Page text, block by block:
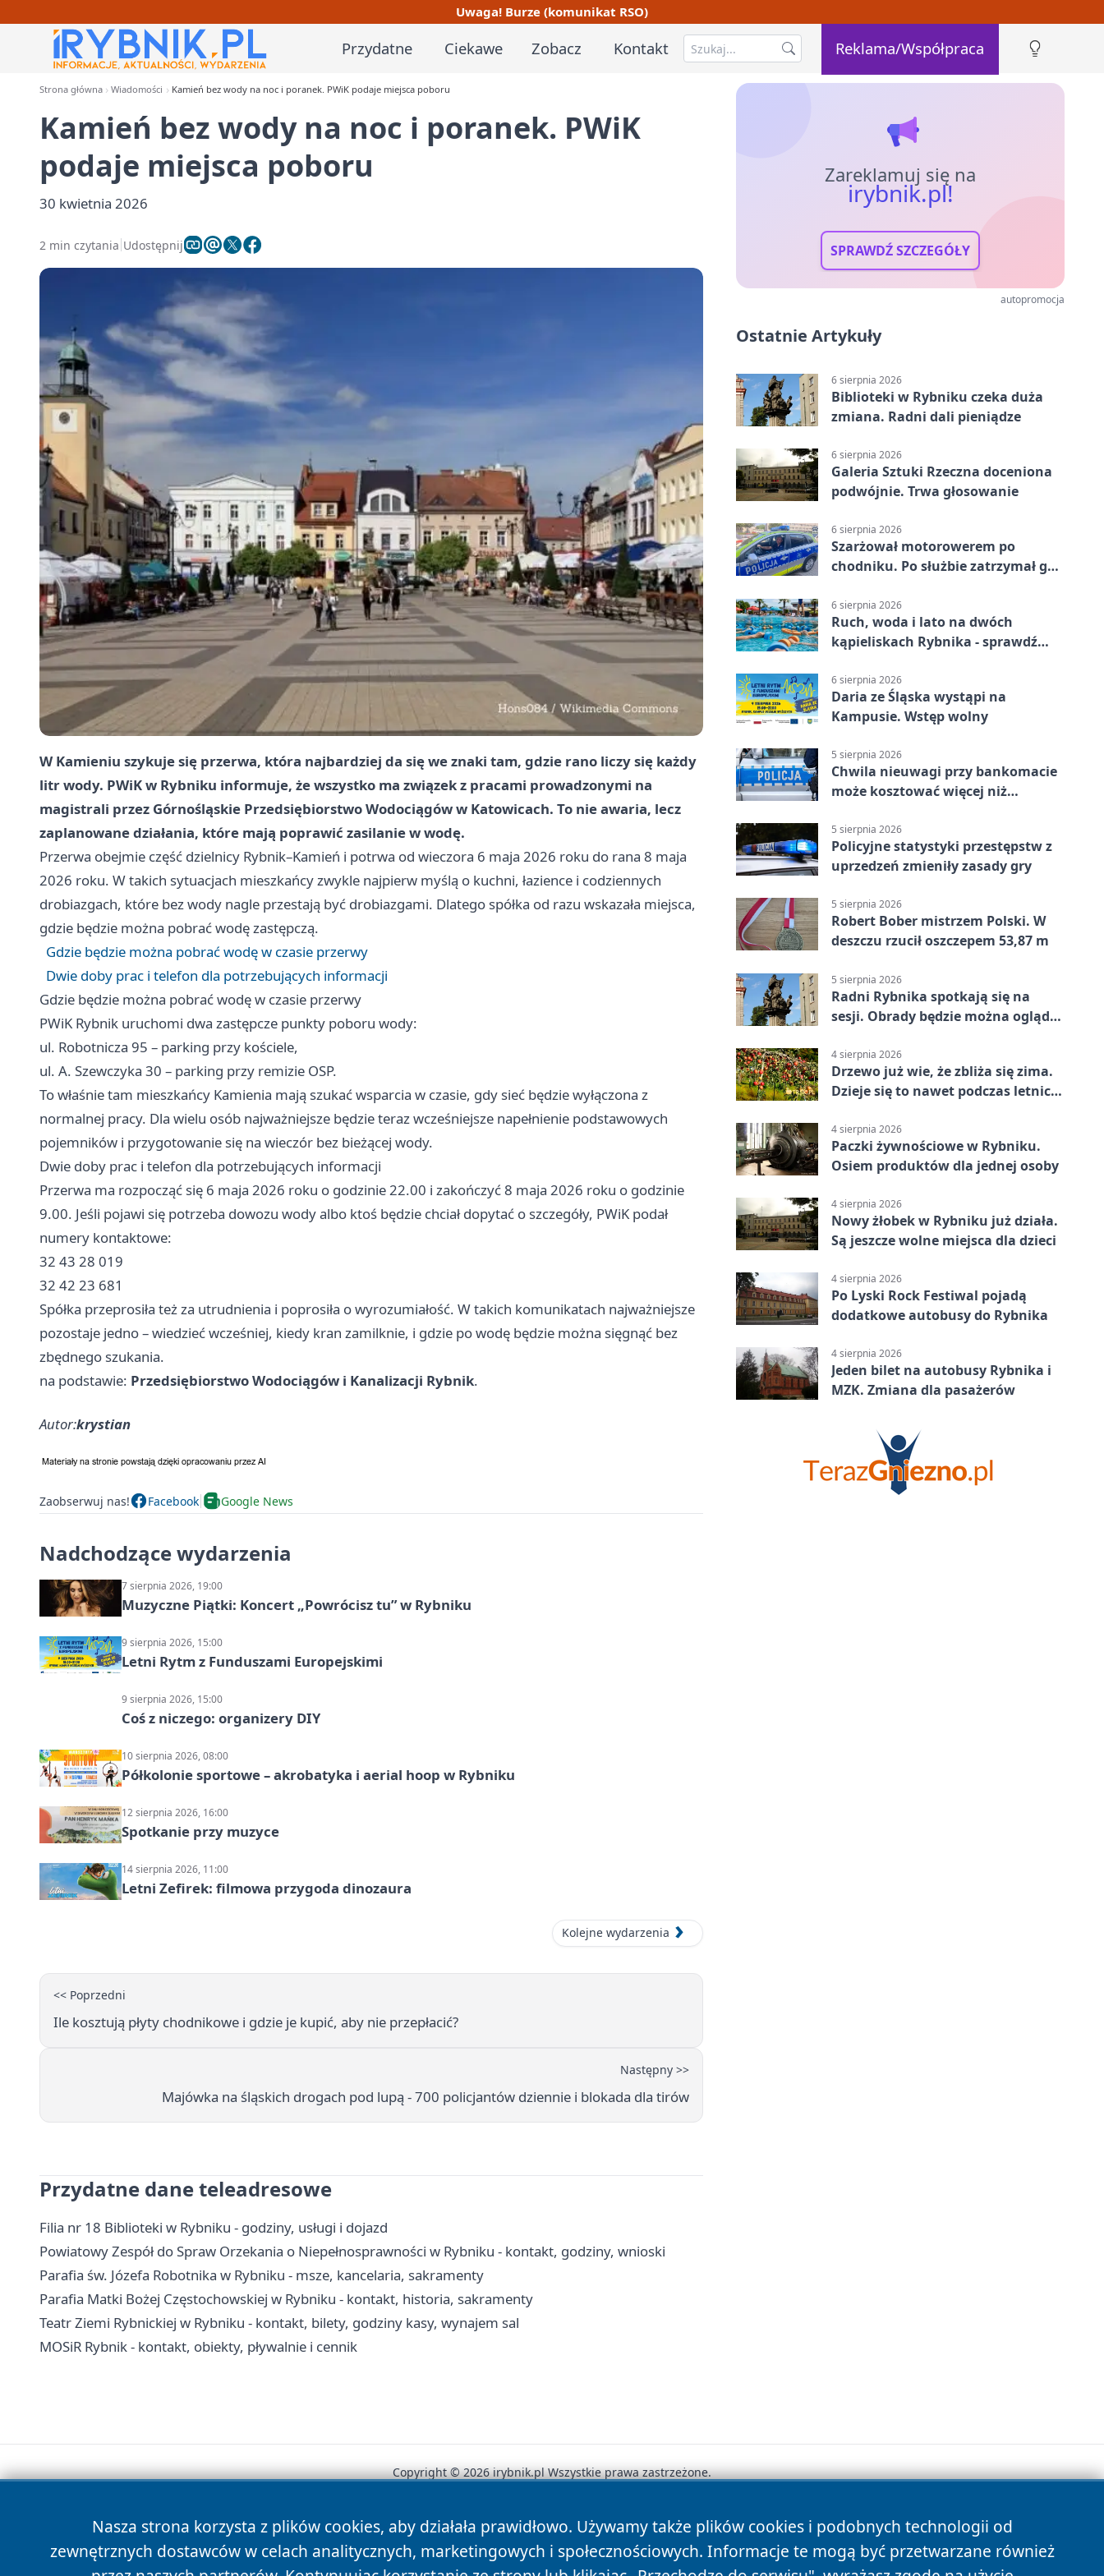
Uwaga! Burze (komunikat RSO)
Przydatne Ciekawe Zobacz Kontakt Reklama/Współpraca
Strona główna Wiadomości Kamień bez wody na noc i poranek. PWiK podaje miejsca poboru
Kamień bez wody na noc i poranek. PWiK
podaje miejsca poboru
30 kwietnia 2026
2 min czytania Udostępnij
W Kamieniu szykuje się przerwa, która najbardziej da się we znaki tam, gdzie rano liczy się każdy
litr wody. PWiK w Rybniku informuje, że wszystko ma związek z pracami prowadzonymi na
magistrali przez Górnośląskie Przedsiębiorstwo Wodociągów w Katowicach. To nie awaria, lecz
zaplanowane działania, które mają poprawić zasilanie w wodę.
Przerwa obejmie część dzielnicy Rybnik–Kamień i potrwa od wieczora 6 maja 2026 roku do rana 8 maja
2026 roku. W takich sytuacjach mieszkańcy zwykle najpierw myślą o kuchni, łazience i codziennych
drobiazgach, które bez wody nagle przestają być drobiazgami. Dlatego spółka od razu wskazała miejsca,
gdzie będzie można pobrać wodę zastępczą.
Gdzie będzie można pobrać wodę w czasie przerwy
Dwie doby prac i telefon dla potrzebujących informacji
Gdzie będzie można pobrać wodę w czasie przerwy
PWiK Rybnik uruchomi dwa zastępcze punkty poboru wody:
ul. Robotnicza 95 – parking przy kościele,
ul. A. Szewczyka 30 – parking przy remizie OSP.
To właśnie tam mieszkańcy Kamienia mają szukać wsparcia w czasie, gdy sieć będzie wyłączona z
normalnej pracy. Dla wielu osób najważniejsze będzie teraz wcześniejsze napełnienie podstawowych
pojemników i przygotowanie się na wieczór bez bieżącej wody.
Dwie doby prac i telefon dla potrzebujących informacji
Przerwa ma rozpocząć się 6 maja 2026 roku o godzinie 22.00 i zakończyć 8 maja 2026 roku o godzinie
9.00. Jeśli pojawi się potrzeba dowozu wody albo ktoś będzie chciał dopytać o szczegóły, PWiK podał
numery kontaktowe:
32 43 28 019
32 42 23 681
Spółka przeprosiła też za utrudnienia i poprosiła o wyrozumiałość. W takich komunikatach najważniejsze
pozostaje jedno – wiedzieć wcześniej, kiedy kran zamilknie, i gdzie po wodę będzie można sięgnąć bez
zbędnego szukania.
na podstawie: Przedsiębiorstwo Wodociągów i Kanalizacji Rybnik.
Autor:krystian
Zaobserwuj nas! Facebook Google News
Nadchodzące wydarzenia
7 sierpnia 2026, 19:00
Muzyczne Piątki: Koncert „Powrócisz tu” w Rybniku
9 sierpnia 2026, 15:00
Letni Rytm z Funduszami Europejskimi
9 sierpnia 2026, 15:00
Coś z niczego: organizery DIY
10 sierpnia 2026, 08:00
Półkolonie sportowe – akrobatyka i aerial hoop w Rybniku
12 sierpnia 2026, 16:00
Spotkanie przy muzyce
14 sierpnia 2026, 11:00
Letni Zefirek: filmowa przygoda dinozaura
Kolejne wydarzenia
<< Poprzedni
Ile kosztują płyty chodnikowe i gdzie je kupić, aby nie przepłacić?
Następny >>
Majówka na śląskich drogach pod lupą - 700 policjantów dziennie i blokada dla tirów
Przydatne dane teleadresowe
Filia nr 18 Biblioteki w Rybniku - godziny, usługi i dojazd
Powiatowy Zespół do Spraw Orzekania o Niepełnosprawności w Rybniku - kontakt, godziny, wnioski
Parafia św. Józefa Robotnika w Rybniku - msze, kancelaria, sakramenty
Parafia Matki Bożej Częstochowskiej w Rybniku - kontakt, historia, sakramenty
Teatr Ziemi Rybnickiej w Rybniku - kontakt, bilety, godziny kasy, wynajem sal
MOSiR Rybnik - kontakt, obiekty, pływalnie i cennik
Zareklamuj się na
irybnik.pl!
SPRAWDŹ SZCZEGÓŁY
autopromocja
Ostatnie Artykuły
6 sierpnia 2026
Biblioteki w Rybniku czeka duża
zmiana. Radni dali pieniądze
6 sierpnia 2026
Galeria Sztuki Rzeczna doceniona
podwójnie. Trwa głosowanie
6 sierpnia 2026
Szarżował motorowerem po
chodniku. Po służbie zatrzymał go
6 sierpnia 2026
Ruch, woda i lato na dwóch
kąpieliskach Rybnika - sprawdź
6 sierpnia 2026
Daria ze Śląska wystąpi na
Kampusie. Wstęp wolny
5 sierpnia 2026
Chwila nieuwagi przy bankomacie
może kosztować więcej niż
5 sierpnia 2026
Policyjne statystyki przestępstw z
uprzedzeń zmieniły zasady gry
5 sierpnia 2026
Robert Bober mistrzem Polski. W
deszczu rzucił oszczepem 53,87 m
5 sierpnia 2026
Radni Rybnika spotkają się na
sesji. Obrady będzie można oglądać
4 sierpnia 2026
Drzewo już wie, że zbliża się zima.
Dzieje się to nawet podczas letnich
4 sierpnia 2026
Paczki żywnościowe w Rybniku.
Osiem produktów dla jednej osoby
4 sierpnia 2026
Nowy żłobek w Rybniku już działa.
Są jeszcze wolne miejsca dla dzieci
4 sierpnia 2026
Po Lyski Rock Festiwal pojadą
dodatkowe autobusy do Rybnika
4 sierpnia 2026
Jeden bilet na autobusy Rybnika i
MZK. Zmiana dla pasażerów
Nasza strona korzysta z plików cookies, aby działała prawidłowo. Używamy także plików cookies i podobnych technologii od
zewnętrznych dostawców w celach analitycznych, marketingowych i społecznościowych. Informacje te mogą być przetwarzane również
Copyright © 2026 irybnik.pl Wszystkie prawa zastrzeżone.
News Autorzy Polityka Prywatności Polityka Cookies